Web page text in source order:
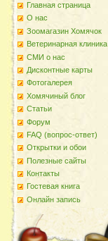
Главная страница
О наc
Зоомагазин Хомячок
Ветеринарная клиника
СМИ о нас
Дисконтные карты
Фотогалерея
Хомячиный блог
Статьи
Форум
FAQ (вопрос-ответ)
Открытки и обои
Полезные сайты
Контакты
Гостевая книга
Онлайн запись